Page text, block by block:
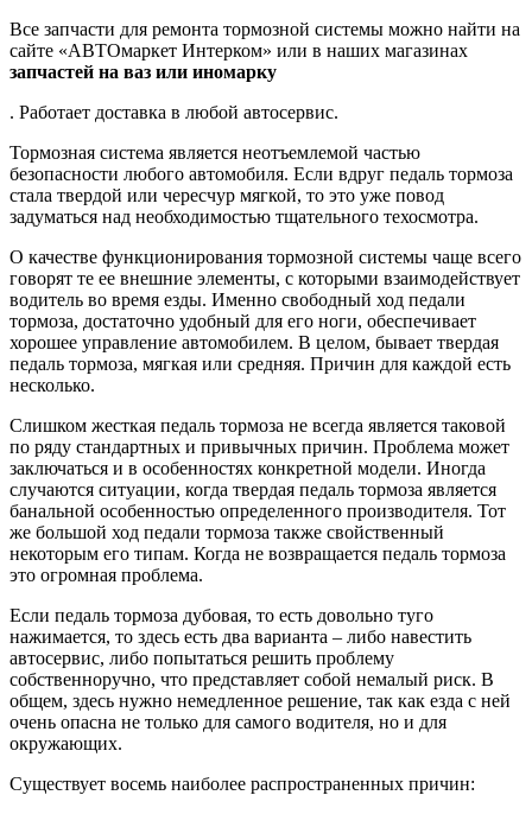
Все запчасти для ремонта тормозной системы можно найти на
сайте «АВТОмаркет Интерком» или в наших магазинах
запчастей на ваз или иномарку
. Работает доставка в любой автосервис.
Тормозная система является неотъемлемой частью
безопасности любого автомобиля. Если вдруг педаль тормоза
стала твердой или чересчур мягкой, то это уже повод
задуматься над необходимостью тщательного техосмотра.
О качестве функционирования тормозной системы чаще всего
говорят те ее внешние элементы, с которыми взаимодействует
водитель во время езды. Именно свободный ход педали
тормоза, достаточно удобный для его ноги, обеспечивает
хорошее управление автомобилем. В целом, бывает твердая
педаль тормоза, мягкая или средняя. Причин для каждой есть
несколько.
Слишком жесткая педаль тормоза не всегда является таковой
по ряду стандартных и привычных причин. Проблема может
заключаться и в особенностях конкретной модели. Иногда
случаются ситуации, когда твердая педаль тормоза является
банальной особенностью определенного производителя. Тот
же большой ход педали тормоза также свойственный
некоторым его типам. Когда не возвращается педаль тормоза
это огромная проблема.
Если педаль тормоза дубовая, то есть довольно туго
нажимается, то здесь есть два варианта – либо навестить
автосервис, либо попытаться решить проблему
собственноручно, что представляет собой немалый риск. В
общем, здесь нужно немедленное решение, так как езда с ней
очень опасна не только для самого водителя, но и для
окружающих.
Существует восемь наиболее распространенных причин: